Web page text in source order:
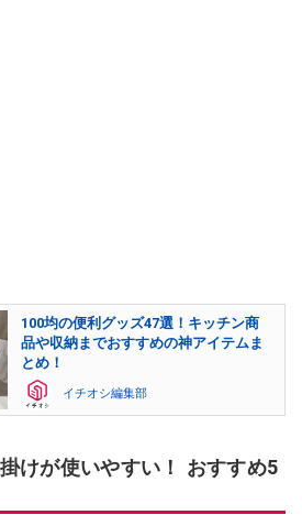
100均の便利グッズ47選！キッチン商
品や収納までおすすめの神アイテムま
とめ！
イチオシ編集部
けが使いやすい！ おすすめ5